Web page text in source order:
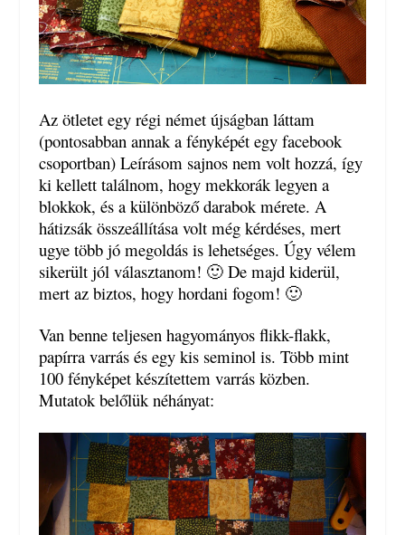
Az ötletet egy régi német újságban láttam
(pontosabban annak a fényképét egy facebook
csoportban) Leírásom sajnos nem volt hozzá, így
ki kellett találnom, hogy mekkorák legyen a
blokkok, és a különböző darabok mérete. A
hátizsák összeállítása volt még kérdéses, mert
ugye több jó megoldás is lehetséges. Úgy vélem
sikerült jól választanom! 🙂 De majd kiderül,
mert az biztos, hogy hordani fogom! 🙂
Van benne teljesen hagyományos flikk-flakk,
papírra varrás és egy kis seminol is. Több mint
100 fényképet készítettem varrás közben.
Mutatok belőlük néhányat: